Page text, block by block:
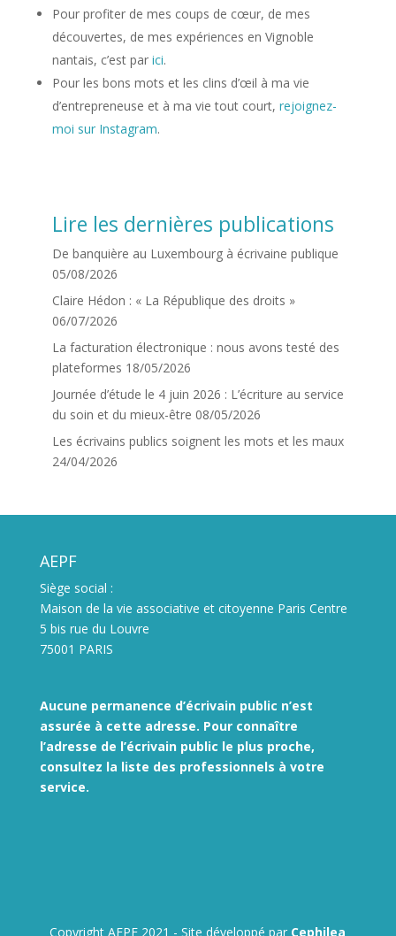
Pour profiter de mes coups de cœur, de mes
découvertes, de mes expériences en Vignoble
nantais, c’est par ici.
Pour les bons mots et les clins d’œil à ma vie
d’entrepreneuse et à ma vie tout court, rejoignez-
moi sur Instagram.
Lire les dernières publications
De banquière au Luxembourg à écrivaine publique
05/08/2026
Claire Hédon : « La République des droits »
06/07/2026
La facturation électronique : nous avons testé des
plateformes 18/05/2026
Journée d’étude le 4 juin 2026 : L’écriture au service
du soin et du mieux-être 08/05/2026
Les écrivains publics soignent les mots et les maux
24/04/2026
AEPF
Siège social :
Maison de la vie associative et citoyenne Paris Centre
5 bis rue du Louvre
75001 PARIS
Aucune permanence d’écrivain public n’est
assurée à cette adresse. Pour connaître
l’adresse de l’écrivain public le plus proche,
consultez la liste des professionnels à votre
service.
Copyright AEPF 2021 - Site développé par Cephilea